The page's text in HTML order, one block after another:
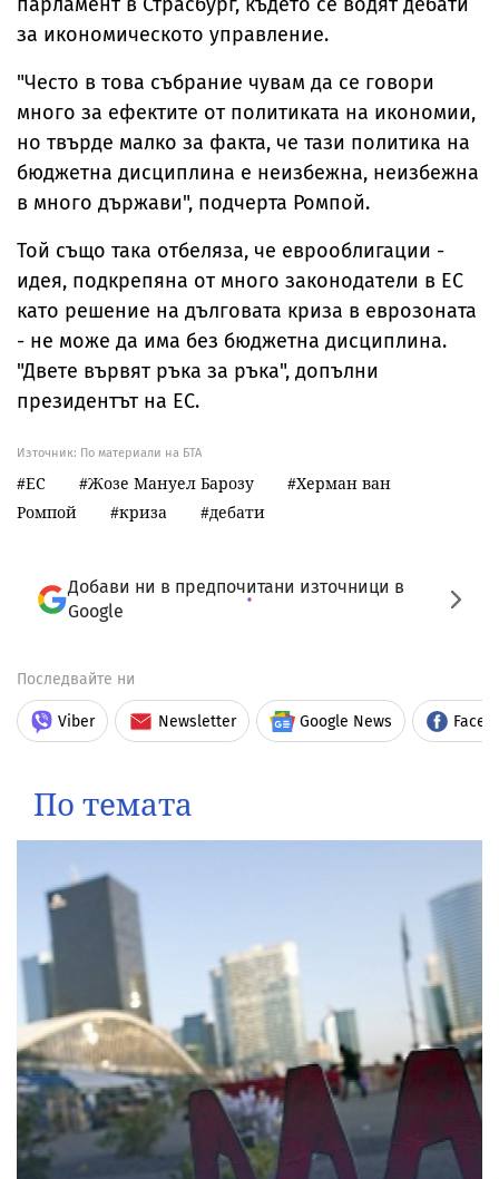
парламент в Страсбург, където се водят дебати
за икономическото управление.
"Често в това събрание чувам да се говори
много за ефектите от политиката на икономии,
но твърде малко за факта, че тази политика на
бюджетна дисциплина е неизбежна, неизбежна
в много държави", подчерта Ромпой.
Той също така отбеляза, че еврооблигации -
идея, подкрепяна от много законодатели в ЕС
като решение на дълговата криза в еврозоната
- не може да има без бюджетна дисциплина.
"Двете вървят ръка за ръка", допълни
президентът на ЕС.
Източник: По материали на БТА
ЕС Жозе Мануел Барозу
Херман ван
Ромпой
криза дебати
Добави ни в предпочитани източници в
Google
Последвайте ни
Viber Newsletter Google News
По темата